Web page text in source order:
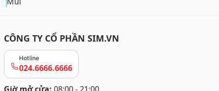
CÔNG TY CỔ PHẦN SIM.VN
Hotline
024.6666.6666